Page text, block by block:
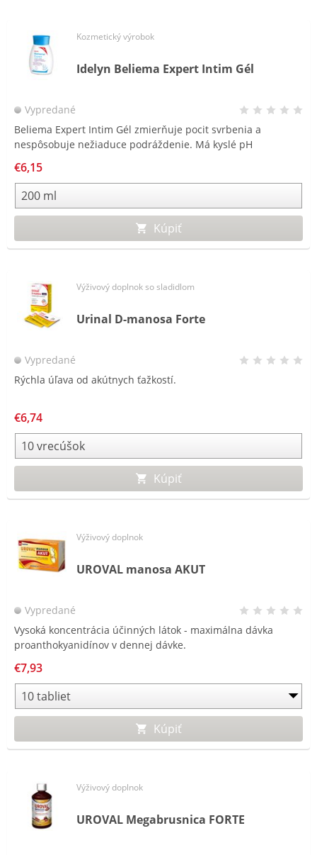
Kozmetický výrobok
Idelyn Beliema Expert Intim Gél
Vypredané
Beliema Expert Intim Gél zmierňuje pocit svrbenia a
nespôsobuje nežiaduce podráždenie. Má kyslé pH
ženskú rovnováhu.
€6,15
Kúpiť
Výživový doplnok so sladidlom
Urinal D-manosa Forte
Vypredané
Rýchla úľava od akútnych ťažkostí.
€6,74
Kúpiť
Výživový doplnok
UROVAL manosa AKUT
Vypredané
Vysoká koncentrácia účinných látok - maximálna dávka
proanthokyanidínov v dennej dávke.
€7,93
Kúpiť
Výživový doplnok
UROVAL Megabrusnica FORTE